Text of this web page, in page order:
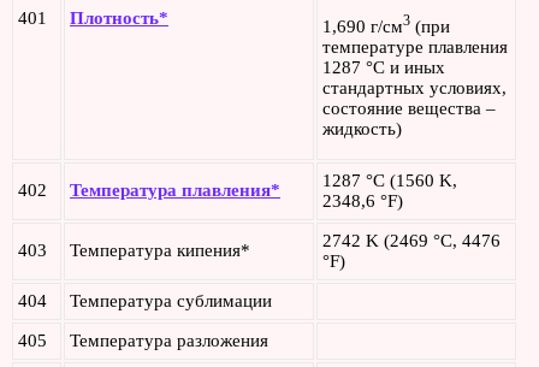
401 Плотность* 1,690 г/см3 (при
температуре плавления
1287 °C и иных
стандартных условиях,
состояние вещества –
жидкость)
402 Температура плавления*
1287 °C (1560 K,
2348,6 °F)
403 Температура кипения*
2742 K (2469 °C, 4476
°F)
404 Температура сублимации
405 Температура разложения